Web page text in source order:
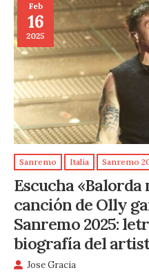
Feb
16
2025
Sanremo Italia Sanremo
Escucha «Balorda
canción de Olly
Sanremo 2025:
biografía del
Jose Gracia